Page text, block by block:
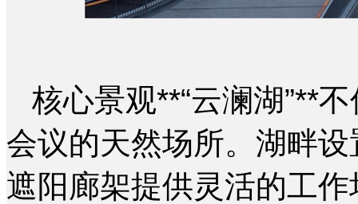
核心景观**“云澜湖”**
会议的天然场所。湖畔
遮阳廊架提供灵活的工